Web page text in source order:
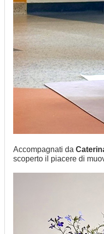
Accompagnati da
scoperto il piacere di